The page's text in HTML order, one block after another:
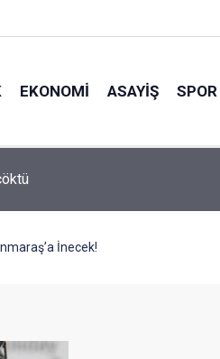
EKONOMI ASAYIŞ SPOR
En Zorlu Etap Tamamlandı
İnecek!